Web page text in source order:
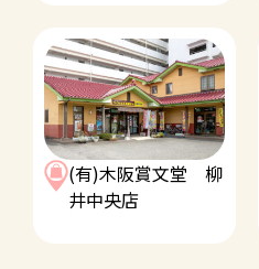
(有)木阪賞文堂 柳
井中央店